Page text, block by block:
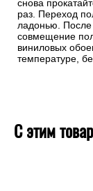
снова
раз. Переход
ладонью. После
совмещение
виниловых
температуре,
С этим